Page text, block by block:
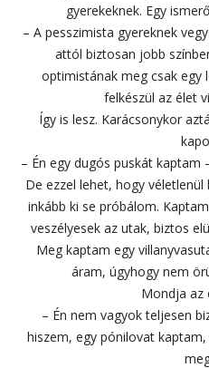
gyerekeknek. Egy
– A pesszimista gyereknek
attól biztosan jobb
optimistának meg csak
felkészül az élet
Így is lesz. Karácsonykor
– Én egy dugós puskát kaptam
De ezzel lehet, hogy
inkább ki se próbálom.
veszélyesek az utak, biztos
Meg kaptam egy
áram, úgyhogy nem
Mondja az
– Én nem vagyok teljesen
hiszem, egy pónilovat